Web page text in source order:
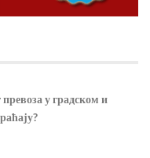
у градском и